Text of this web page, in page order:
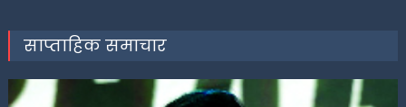
साप्ताहिक समाचार